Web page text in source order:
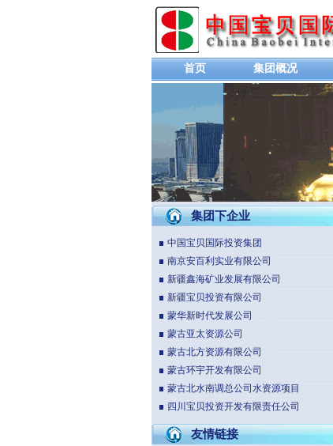
首页 集团概况
集团下企业
中国宝贝国际投资集团
南京安百利实业有限公司
新疆鑫海矿业发展有限公司
新疆宝贝投资有限公司
蒙华新时代发展公司
蒙古亚太资源公司
蒙古北方资源有限公司
蒙古环宇开发有限公司
蒙古北水南调总公司水资源项目
四川宝贝投资开发有限责任公司
友情链接